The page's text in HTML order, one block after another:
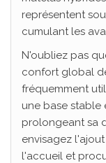
représentent
cumulant les
N'oubliez pas
confort global
fréquemment
une base stable
prolongeant sa
envisagez
l'accueil et